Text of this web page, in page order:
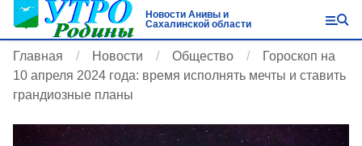
Новости Анивы и
Сахалинской области
Главная Новости Общество
Гороскоп на
10 апреля 2024 года: время исполнять мечты и ставить
грандиозные планы